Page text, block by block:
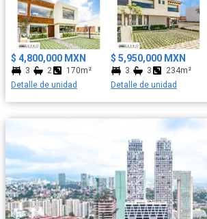
$ 4,800,000 MXN
3 2
170m²
Detalle de unidad
$ 5,950,000 MXN
3 3
234m²
Detalle de unidad